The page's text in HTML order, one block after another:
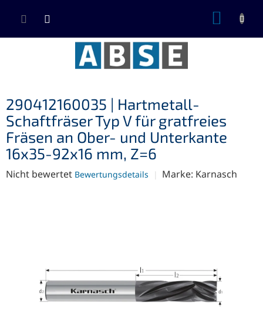
Inhalt
290412160035 | Hartmetall-
Schaftfräser Typ V für gratfreies
Fräsen an Ober- und Unterkante
16x35-92x16 mm, Z=6
Die
Nicht bewertet Bewertungsdetails Marke: Karnasch